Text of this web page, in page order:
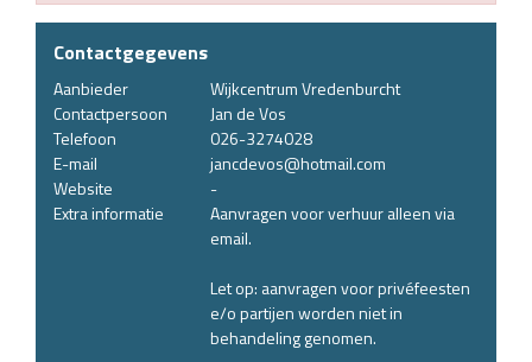
Contactgegevens
Aanbieder
Wijkcentrum Vredenburcht
Contactpersoon
Jan de Vos
Telefoon
026-3274028
E-mail
jancdevos@hotmail.com
Website
-
Extra informatie
Aanvragen voor verhuur alleen via
email.
Let op: aanvragen voor privéfeesten
e/o partijen worden niet in
behandeling genomen.